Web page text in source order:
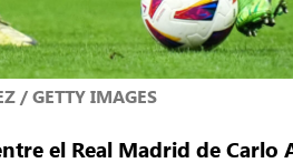
/ GETTY IMAGES
el Real Madrid de Carlo